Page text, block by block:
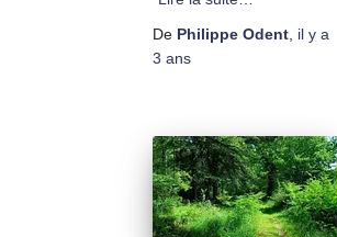
De Philippe Odent, il y a
3 ans